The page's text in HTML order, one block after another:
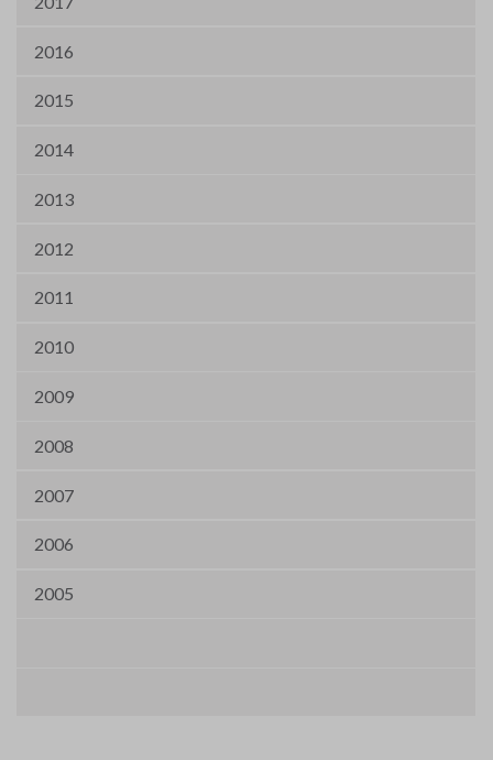
2016
2015
2014
2013
2012
2011
2010
2009
2008
2007
2006
2005